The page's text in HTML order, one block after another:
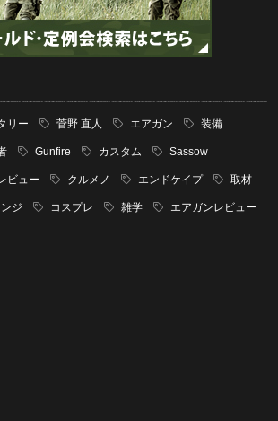
リー 菅野 直人 エアガン 装備
Gunfire カスタム Sassow
ビュー クルメノ エンドケイプ 取材
ジ コスプレ 雑学 エアガンレビュー